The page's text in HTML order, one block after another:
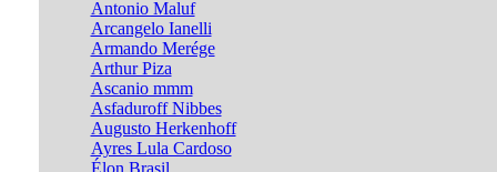
Antonio Maluf
Arcangelo Ianelli
Armando Merége
Arthur Piza
Ascanio mmm
Asfaduroff Nibbes
Augusto Herkenhoff
Ayres Lula Cardoso
Élon Brasil